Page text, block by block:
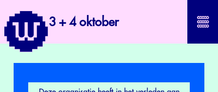
3 + 4 oktober